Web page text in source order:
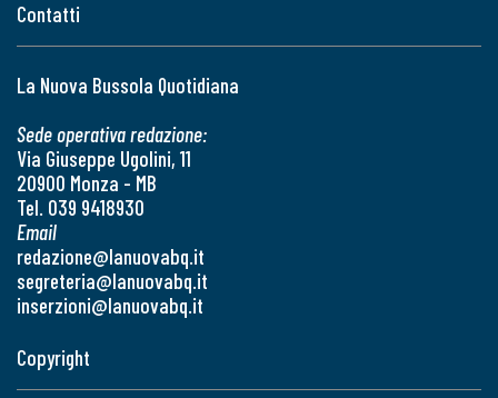
Contatti
La Nuova Bussola Quotidiana
Sede operativa redazione:
Via Giuseppe Ugolini, 11
20900 Monza - MB
Tel. 039 9418930
Email
redazione@lanuovabq.it
segreteria@lanuovabq.it
inserzioni@lanuovabq.it
Copyright